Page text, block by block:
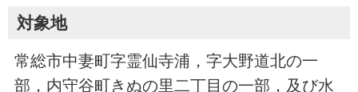
対象地
常総市中妻町字霊仙寺浦，字大野道北の一
部，内守谷町きぬの里二丁目の一部，及び水